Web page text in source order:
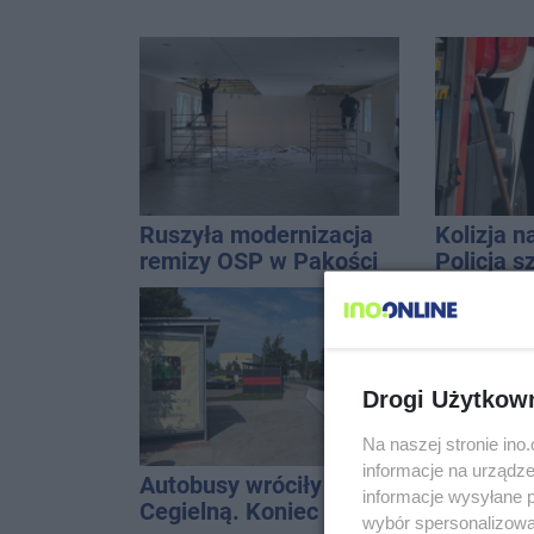
Ruszyła modernizacja
remizy OSP w Pakości
Kolizja
Policja
Autobusy wróciły na
Cegielną. Koniec
Nie
Drogi
Na naszej stronie
informacje na
informacje wysyłane
wybór